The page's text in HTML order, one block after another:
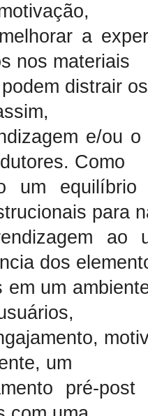
a
nos materiais
distrair
e/ou
Como
um
para
dos
em um
um
pré-